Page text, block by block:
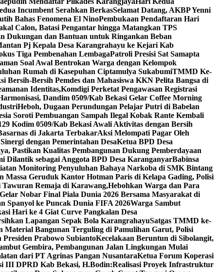
Incumbent Serahkan BerkasSelamat Datang, AKBP Yenni
Bahas Fenomena El NinoPembukaan Pendaftaran Hari
Calon, Batasi Pengantar hingga Matangkan TPS
Dukungan dan Bantuan untuk Ringankan Beban
Pj Kepala Desa Karangrahayu ke Kejari Kab
Tiga Pembenahan LembagaPatroli Presisi Sat Samapta
Soal Awal Bentrokan Warga dengan Kelompok
Rumah di Kasepuhan Ciptamulya SukabumiTMMD Ke-
Bersih-Bersih Pemdes dan Mahasiswa KKN Pelita Bangsa di
Identitas,Komdigi Perketat Pengawasan Registrasi
Dandim 0509/Kab Bekasi Gelar Coffee Morning
Heboh, Dugaan Perundungan Pelajar Putri di Babelan
Soroti Pembuangan Sampah Ilegal Kobak Rante Kembali
Kodim 0509/Kab Bekasi Awali Aktivitas dengan Bersih
di Jakarta TerbakarAksi Melompati Pagar Oleh
dengan Pemerintahan DesaKetua BPD Desa
Pastikan Kualitas Pembangunan Dukung Pemberdayaan
Dilantik sebagai Anggota BPD Desa KaranganyarBabinsa
Monitoring Penyuluhan Bahaya Narkoba di SMK Bintang
Massa Geruduk Kantor Hotman Paris di Kelapa Gading, Polisi
Tawuran Remaja di Karawang,Hebohkan Warga dan Para
Nobar Final Piala Dunia 2026 Bersama Masyarakat di
Spanyol ke Puncak Dunia FIFA 2026Warga Sambut
Hari ke 4 Giat Curve Pangkalan Desa
Lapangan Sepak Bola KarangrahayuSatgas TMMD ke-
Material Bangunan Terguling di Pamulihan Garut, Polisi
Prabowo SubiantoKecelakaan Beruntun di Sibolangit,
Gembira, Pembangunan Jalan Lingkungan Mulai
dari PT Agrinas Pangan NusantaraKetua Forum Koperasi
III DPRD Kab Bekasi, H.Bodin:Realisasi Proyek Infrastruktur